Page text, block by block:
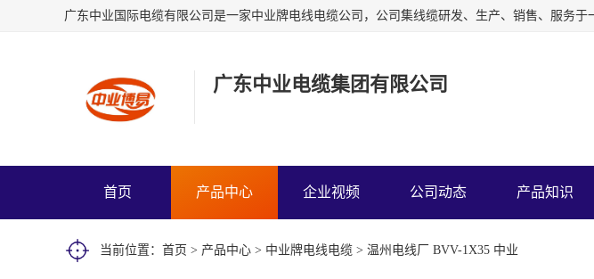
广东中业电缆集团有限公司
首页 产品中心 企业视频 公司动态 产品知识
当前位置： 首页 > 产品中心 > 中业牌电线电缆 > 温州电线厂 BVV-1X35 中业